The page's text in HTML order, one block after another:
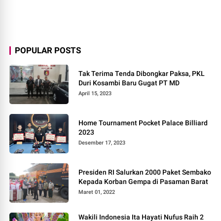
POPULAR POSTS
Tak Terima Tenda Dibongkar Paksa, PKL
Duri Kosambi Baru Gugat PT MD
April 15, 2023
Home Tournament Pocket Palace Billiard
2023
Desember 17, 2023
Presiden RI Salurkan 2000 Paket Sembako
Kepada Korban Gempa di Pasaman Barat
Maret 01, 2022
Wakili Indonesia Ita Hayati Nufus Raih 2